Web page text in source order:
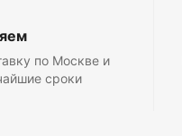
по Москве и
сроки